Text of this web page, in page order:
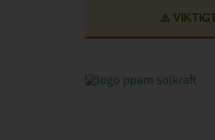
⚠️